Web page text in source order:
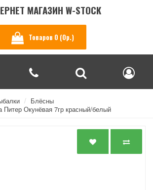
МАГАЗИН W-STOCK
Товаров 0 (0р.)
Блёсны
Питер Окунёвая 7гр красный/белый